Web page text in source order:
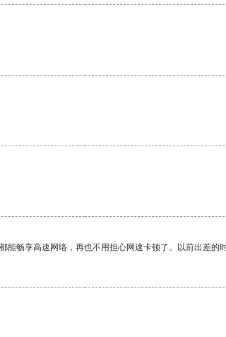
畅享高速网络，再也不用担心网速卡顿了。以前出差的